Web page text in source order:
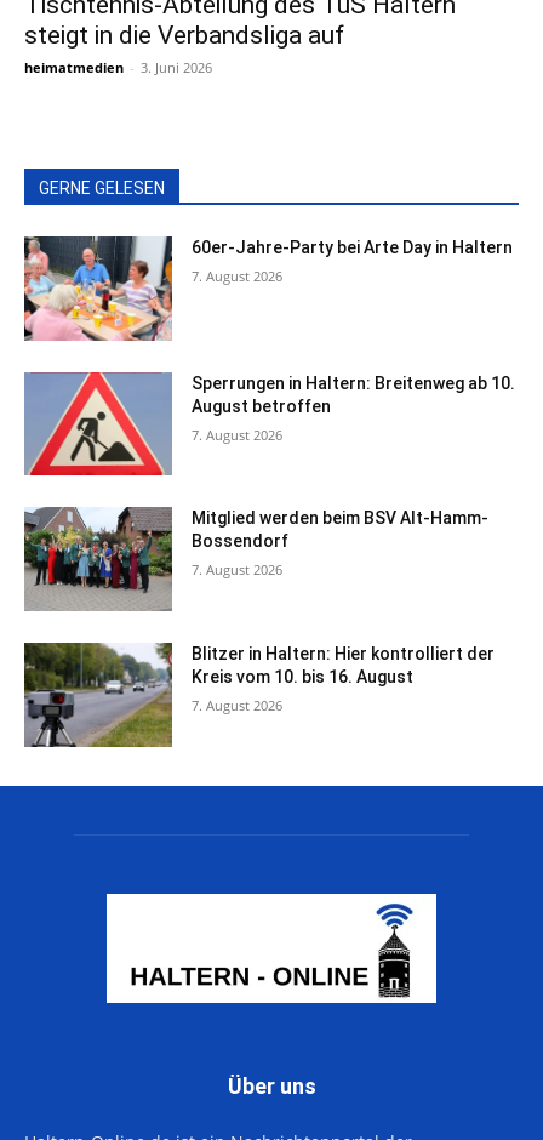
steigt in die Verbandsliga auf
heimatmedien - 3. Juni 2026
GERNE GELESEN
60er-Jahre-Party bei Arte Day in Haltern
7. August 2026
Sperrungen in Haltern: Breitenweg ab 10.
August betroffen
7. August 2026
Mitglied werden beim BSV Alt-Hamm-
Bossendorf
7. August 2026
Blitzer in Haltern: Hier kontrolliert der
Kreis vom 10. bis 16. August
7. August 2026
Über uns